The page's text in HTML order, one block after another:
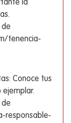
la
de
tenencia-
Conoce tus
ejemplar.
de
responsable-